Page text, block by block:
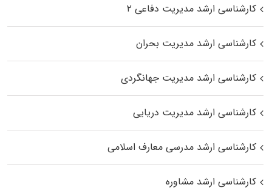
کارشناسی ارشد مدیریت دفاعی ۲
کارشناسی ارشد مدیریت بحران
کارشناسی ارشد مدیریت جهانگردی
کارشناسی ارشد مدیریت دریایی
کارشناسی ارشد مدرسی معارف اسلامی
کارشناسی ارشد مشاوره